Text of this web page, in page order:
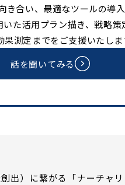
き合い、最適なツールの導
た活用プラン描き、戦略策
測定までをご支援いたしま
話を聞いてみる
出）に繋がる「ナーチャ